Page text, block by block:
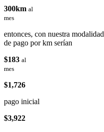
300km al
mes
entonces, con nuestra modalidad
de pago por km serían
$183 al
mes
$1,726
pago inicial
$3,922